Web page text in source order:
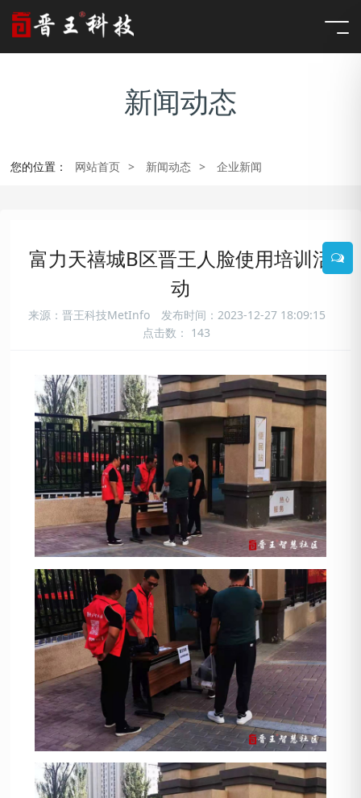
新闻动态
您的位置： 网站首页 > 新闻动态 > 企业新闻
富力天禧城B区晋王人脸使用培训活
动
来源：晋王科技MetInfo
发布时间：2023-12-27 18:09:15
点击数： 143